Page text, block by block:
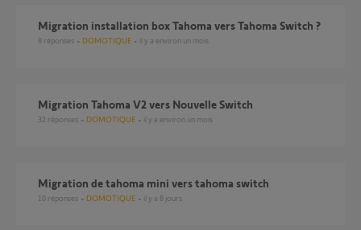
Migration installation box Tahoma vers Tahoma Switch ?
8 réponses DOMOTIQUE il y a environ un mois
Migration Tahoma V2 vers Nouvelle Switch
32 réponses DOMOTIQUE il y a environ un mois
Migration de tahoma mini vers tahoma switch
10 réponses DOMOTIQUE il y a 8 jours